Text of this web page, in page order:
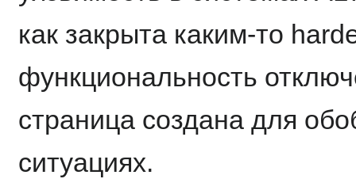
как закрыта каким-то
функциональность
страница создана для
ситуациях.